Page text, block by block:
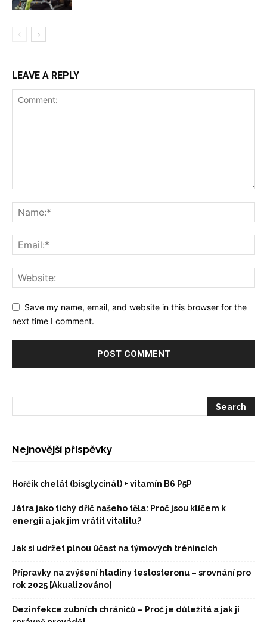
LEAVE A REPLY
Save my name, email, and website in this browser for the
next time I comment.
Nejnovější příspěvky
Hořčík chelát (bisglycinát) + vitamín B6 P5P
Játra jako tichý dříč našeho těla: Proč jsou klíčem k
energii a jak jim vrátit vitalitu?
Jak si udržet plnou účast na týmových trénincích
Přípravky na zvýšení hladiny testosteronu – srovnání pro
rok 2025 [Akualizováno]
Dezinfekce zubních chráničů – Proč je důležitá a jak ji